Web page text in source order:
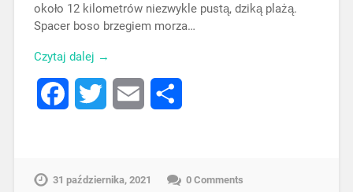
około 12 kilometrów niezwykle pustą, dziką plażą.
Spacer boso brzegiem morza…
Czytaj dalej →
FacebookTwitter Email
31 października, 2021 0 Comments